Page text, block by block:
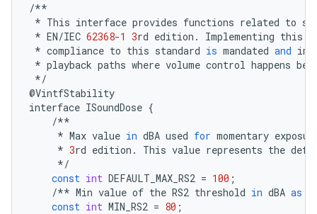
/**
* This interface provides functions related to
* EN/IEC 62368-1 3rd edition . Implementing this
* compliance to this standard is mandated and
* playback paths where volume control happens
*/
@VintfStability
interface ISoundDose {
/**
* Max value in dBA used for momentary
* 3rd edition . This value represents the
*/
const int DEFAULT_MAX_RS2 = 100 ;
/** Min value of the RS2 threshold in dBA as
const int MIN_RS2 = 80 ;